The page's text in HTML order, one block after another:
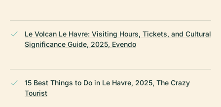
Le Volcan Le Havre: Visiting Hours, Tickets, and Cultural
Significance Guide, 2025, Evendo
15 Best Things to Do in Le Havre, 2025, The Crazy
Tourist